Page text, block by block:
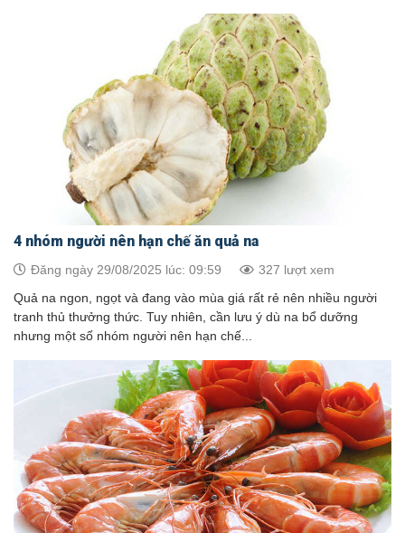
4 nhóm người nên hạn chế ăn quả na
Đăng ngày 29/08/2025 lúc: 09:59 327 lượt xem
Quả na ngon, ngọt và đang vào mùa giá rất rẻ nên nhiều người
tranh thủ thưởng thức. Tuy nhiên, cần lưu ý dù na bổ dưỡng
nhưng một số nhóm người nên hạn chế...